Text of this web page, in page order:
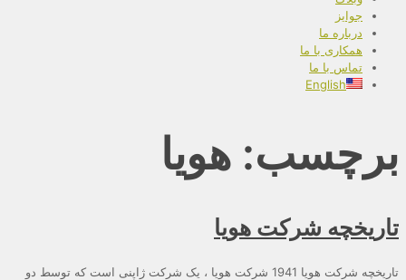
جوایز
درباره ما
همکاری با ما
تماس با ما
English
برچسب: هویا
تاریخچه شرکت هویا
تاریخچه شرکت هویا 1941 شرکت هویا ، یک شرکت ژاپنی است که توسط دو